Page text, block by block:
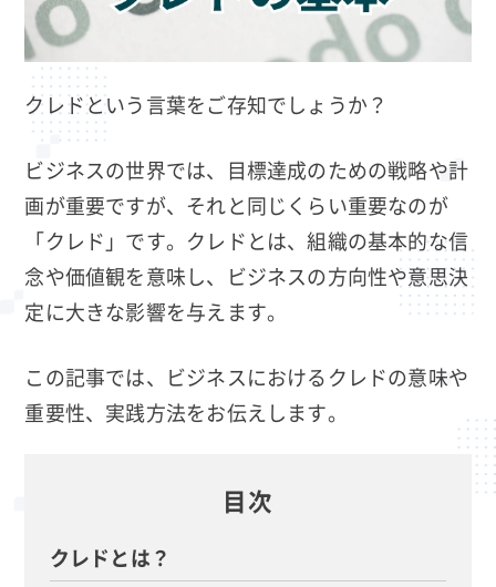
クレドという言葉をご存知でしょうか？
ビジネスの世界では、目標達成のための戦略や計
画が重要ですが、それと同じくらい重要なのが
「クレド」です。クレドとは、組織の基本的な信
念や価値観を意味し、ビジネスの方向性や意思決
定に大きな影響を与えます。
この記事では、ビジネスにおけるクレドの意味や
重要性、実践方法をお伝えします。
目次
クレドとは？